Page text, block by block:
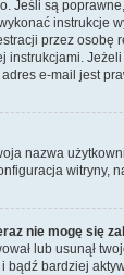
Jeśli są
instrukcje
przez osobę
e-mail jest
nazwa
witryny,
nie mogę się
lub usunął
bardziej